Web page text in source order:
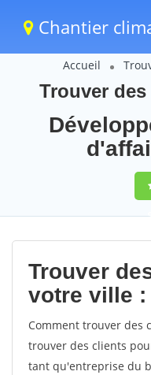
Chantier
Accueil
Trouver
Trouver
votre ville :
Comment trouver des
trouver des clients
tant qu'entreprise du